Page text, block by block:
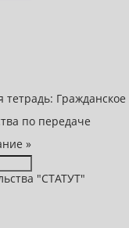
Гражданское
по передаче
»
"СТАТУТ"